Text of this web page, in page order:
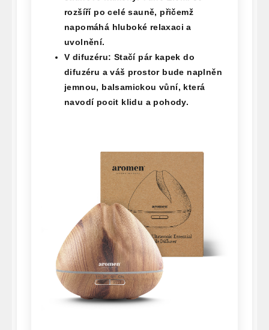
rozšíří po celé sauně, přičemž
napomáhá hluboké relaxaci a
uvolnění.
V difuzéru: Stačí pár kapek do
difuzéru a váš prostor bude naplněn
jemnou, balsamickou vůní, která
navodí pocit klidu a pohody.